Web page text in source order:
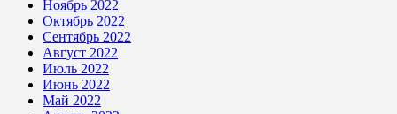
Ноябрь 2022
Октябрь 2022
Сентябрь 2022
Август 2022
Июль 2022
Июнь 2022
Май 2022